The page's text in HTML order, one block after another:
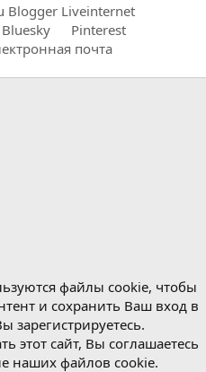
Blogger Liveinternet
Bluesky
Pinterest
почта
файлы cookie, чтобы
и сохранить Ваш вход в
зарегистрируетесь.
этот сайт, Вы соглашаетесь
наших файлов cookie.